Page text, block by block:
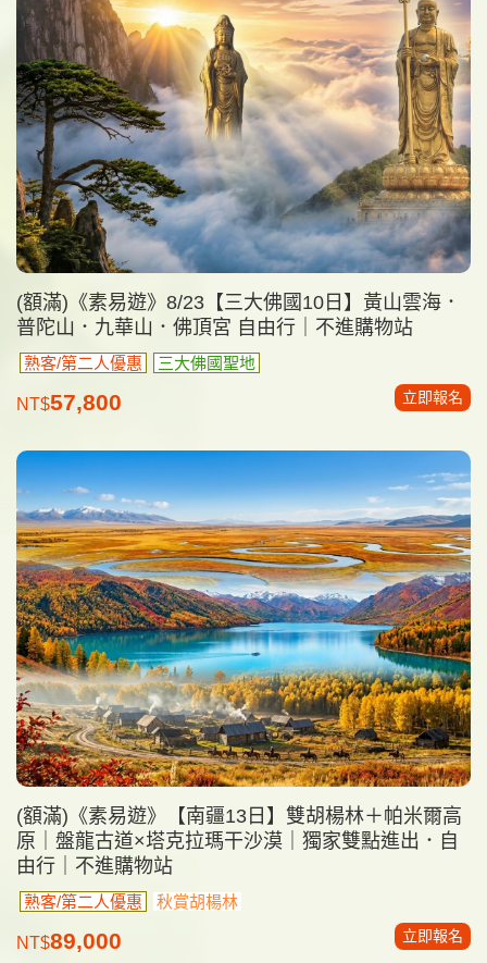
(額滿)《素易遊》8/23【三大佛國10日】黃山雲海．
普陀山．九華山．佛頂宮 自由行｜不進購物站
熟客/第二人優惠 三大佛國聖地
NT$57,800 立即報名
(額滿)《素易遊》【南疆13日】雙胡楊林＋帕米爾高
原｜盤龍古道×塔克拉瑪干沙漠｜獨家雙點進出．自
由行｜不進購物站
熟客/第二人優惠 秋賞胡楊林
NT$89,000 立即報名